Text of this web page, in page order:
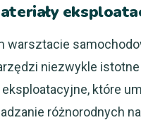
warsztacie
niezwykle
eksploatacyjne, które
różnorodnych